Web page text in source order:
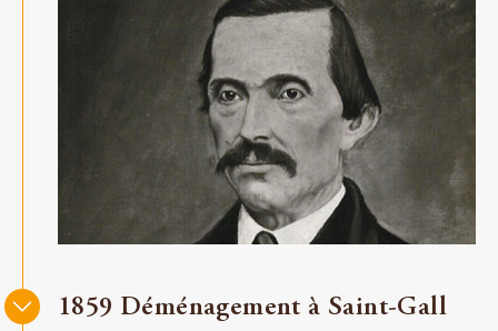
1859 Déménagement à Saint-Gall